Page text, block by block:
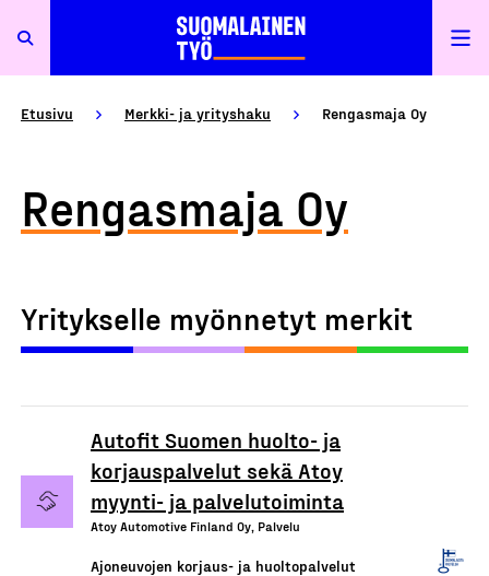
Etusivu Merkki- ja yrityshaku Rengasmaja Oy
Rengasmaja Oy
Yritykselle myönnetyt merkit
Autofit Suomen huolto- ja
korjauspalvelut sekä Atoy
myynti- ja palvelutoiminta
Atoy Automotive Finland Oy, Palvelu
Ajoneuvojen korjaus- ja huoltopalvelut